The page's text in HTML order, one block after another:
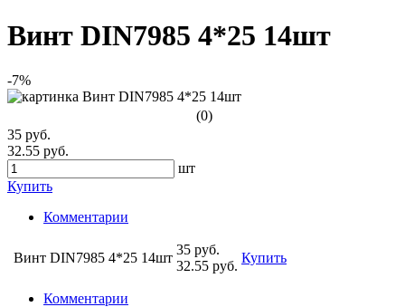
Винт DIN7985 4*25 14шт
-7%
(0)
35 руб.
32.55 руб.
шт
Купить
Комментарии
Винт DIN7985 4*25 14шт
35 руб.
32.55 руб.
Купить
Комментарии